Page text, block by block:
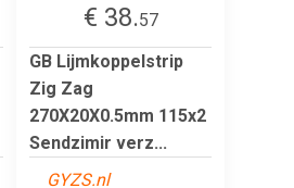
€ 38.57
GB Lijmkoppelstrip
Zig Zag
270X20X0.5mm 115x2
Sendzimir verz...
GYZS.nl